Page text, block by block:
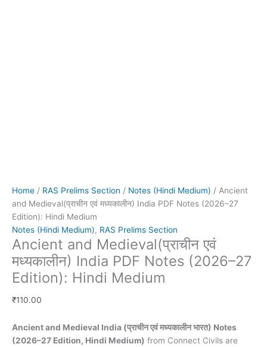
Home / RAS Prelims Section / Notes (Hindi Medium) / Ancient
and Medieval(प्राचीन एवं मध्यकालीन) India PDF Notes (2026–27
Edition): Hindi Medium
Notes (Hindi Medium), RAS Prelims Section
Ancient and Medieval(प्राचीन एवं
मध्यकालीन) India PDF Notes (2026–27
Edition): Hindi Medium
₹110.00
Ancient and Medieval India (प्राचीन एवं मध्यकालीन भारत) Notes
(2026–27 Edition, Hindi Medium) from Connect Civils are